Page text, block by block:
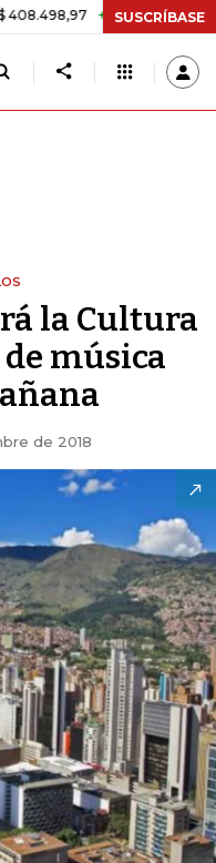
+$ 8.753,81 +2,19%
SUSCRÍBASE
la Cultura
música
de 2018